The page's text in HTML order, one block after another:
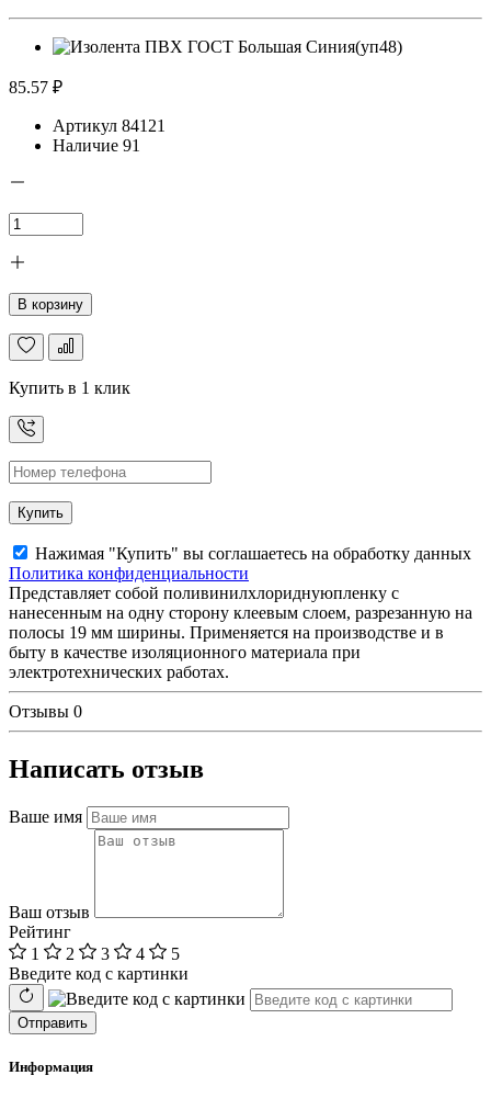
85.57 ₽
Артикул 84121
Наличие 91
В корзину
Купить в 1 клик
Купить
Нажимая "Купить" вы соглашаетесь на обработку данных
Политика конфиденциальности
Представляет собой поливинилхлориднуюпленку с
нанесенным на одну сторону клеевым слоем, разрезанную на
полосы 19 мм ширины. Применяется на производстве и в
быту в качестве изоляционного материала при
электротехнических работах.
Отзывы 0
Написать отзыв
Ваше имя
Ваш отзыв
Рейтинг
1
2 3 4
5
Введите код с картинки
Отправить
Информация